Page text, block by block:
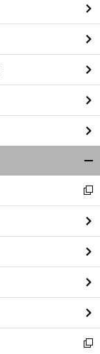
る
閉
る
新
し
い
ウ
ィ
ン
ド
ウ
で
開
く
新